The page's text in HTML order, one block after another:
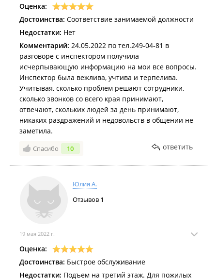
Оценка:
Достоинства: Соответствие занимаемой должности
Недостатки: Нет
Комментарий: 24.05.2022 по тел.249-04-81 в
разговоре с инспектором получила
исчерпывающую информацию на мои все вопросы.
Инспектор была вежлива, учтива и терпелива.
Учитывая, сколько проблем решают сотрудники,
сколько звонков со всего края принимают,
отвечают, скольких людей за день принимают,
никаких раздражений и недовольств в общении не
заметила.
Спасибо 10 ответить
Юлия А.
Отзывов 1
19 мая 2022 г.
Оценка:
Достоинства: Быстрое обслуживание
Недостатки: Подъем на третий этаж. Для пожилых